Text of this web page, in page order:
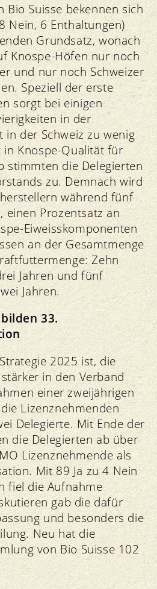
Bio Suisse bekennen sich
Nein, 6 Enthaltungen)
Grundsatz, wonach
Knospe-Höfen nur noch
und nur noch Schweizer
Speziell der erste
sorgt bei einigen
in der
in der Schweiz zu wenig
in Knospe-Qualität für
stimmten die Delegierten
zu. Demnach wird
während fünf
einen Prozentsatz an
Eiweisskomponenten
an der Gesamtmenge
Zehn
Jahren und fünf
Jahren.
33.
2025 ist, die
in den Verband
einer zweijährigen
Lizenznehmenden
Delegierte. Mit Ende der
die Delegierten ab über
Lizenznehmende als
Mit 89 Ja zu 4 Nein
fiel die Aufnahme
gab die dafür
und besonders die
Neu hat die
von Bio Suisse 102